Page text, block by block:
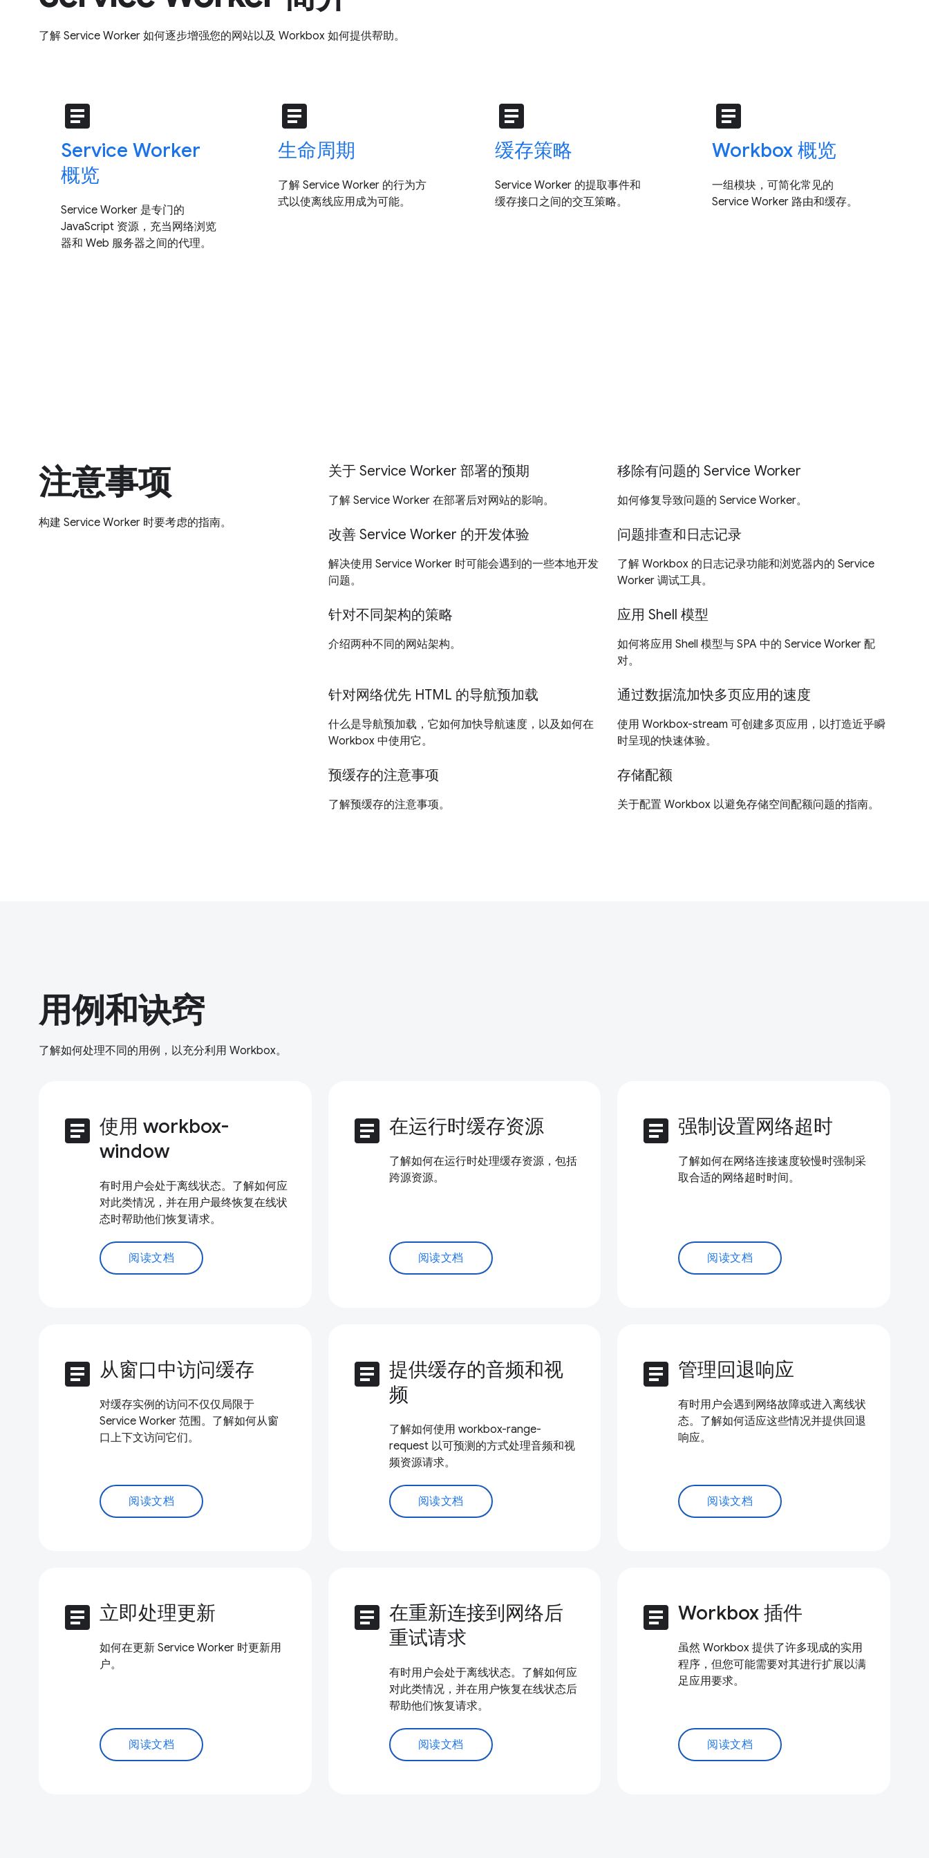
了解 Service Worker 如何逐步增强您的网站以及 Workbox 如何提供帮助。
article
Service Worker
概览
Service Worker 是专门的
JavaScript 资源，充当网络浏览
器和 Web 服务器之间的代理。
article
生命周期
了解 Service Worker 的行为方
式以使离线应用成为可能。
article
缓存策略
Service Worker 的提取事件和
缓存接口之间的交互策略。
article
Workbox 概览
一组模块，可简化常见的
Service Worker 路由和缓存。
注意事项
构建 Service Worker 时要考虑的指南。
关于 Service Worker 部署的预期
了解 Service Worker 在部署后对网站的影响。
移除有问题的 Service Worker
如何修复导致问题的 Service Worker。
改善 Service Worker 的开发体验
解决使用 Service Worker 时可能会遇到的一些本地开发
问题。
问题排查和日志记录
了解 Workbox 的日志记录功能和浏览器内的 Service
Worker 调试工具。
针对不同架构的策略
介绍两种不同的网站架构。
应用 Shell 模型
如何将应用 Shell 模型与 SPA 中的 Service Worker 配
对。
针对网络优先 HTML 的导航预加载
什么是导航预加载，它如何加快导航速度，以及如何在
Workbox 中使用它。
通过数据流加快多页应用的速度
使用 Workbox-stream 可创建多页应用，以打造近乎瞬
时呈现的快速体验。
预缓存的注意事项
了解预缓存的注意事项。
存储配额
关于配置 Workbox 以避免存储空间配额问题的指南。
用例和诀窍
了解如何处理不同的用例，以充分利用 Workbox。
article 使用 workbox-
window
有时用户会处于离线状态。了解如何应
对此类情况，并在用户最终恢复在线状
态时帮助他们恢复请求。
阅读文档
article 在运行时缓存资源
了解如何在运行时处理缓存资源，包括
跨源资源。
阅读文档
article 强制设置网络超时
了解如何在网络连接速度较慢时强制采
取合适的网络超时时间。
阅读文档
article 从窗口中访问缓存
对缓存实例的访问不仅仅局限于
Service Worker 范围。了解如何从窗
口上下文访问它们。
阅读文档
article 提供缓存的音频和视
频
了解如何使用 workbox-range-
request 以可预测的方式处理音频和视
频资源请求。
阅读文档
article 管理回退响应
有时用户会遇到网络故障或进入离线状
态。了解如何适应这些情况并提供回退
响应。
阅读文档
article 立即处理更新
如何在更新 Service Worker 时更新用
户。
阅读文档
article 在重新连接到网络后
重试请求
有时用户会处于离线状态。了解如何应
对此类情况，并在用户恢复在线状态后
帮助他们恢复请求。
阅读文档
article Workbox 插件
虽然 Workbox 提供了许多现成的实用
程序，但您可能需要对其进行扩展以满
足应用要求。
阅读文档